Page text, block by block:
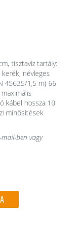
tisztavíz tartály:
névleges
45635/1,5 m) 66
kábel hossza 10
minősítések
ben vagy